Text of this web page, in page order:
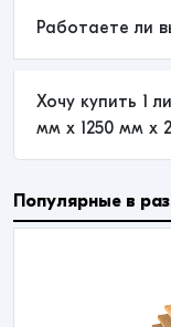
Работаете ли
Хочу купить 1
мм x 1250 мм x
Популярные в